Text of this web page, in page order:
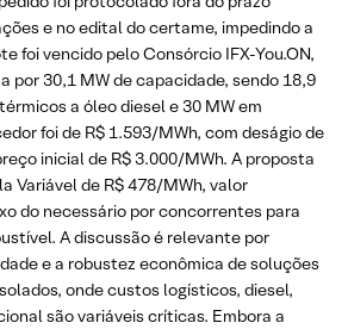
e no edital do certame, impedindo a
foi vencido pelo Consórcio IFX-You.ON,
por 30,1 MW de capacidade, sendo 18,9
a óleo diesel e 30 MW em
foi de R$ 1.593/MWh, com deságio de
inicial de R$ 3.000/MWh. A proposta
Variável de R$ 478/MWh, valor
do necessário por concorrentes para
A discussão é relevante por
e a robustez econômica de soluções
onde custos logísticos, diesel,
são variáveis críticas. Embora a